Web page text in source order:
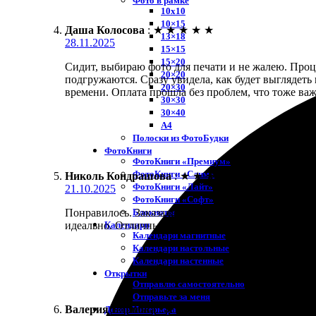
10х10
10×15
13×18
15×15
15×20
20×20
20×30
30×30
30×40
A4
Полоски из ФотоБудки
ФотоКниги
ФотоКниги «Премиум»
ФотоКниги «Слим»
ФотоКниги «Лайт»
ФотоКниги «Софт»
Блокноты
Календари
Календари магнитные
Календари настольные
Календари настенные
Открытки
Отправлю самостоятельно
Отправьте за меня
Декор Интерьера
Даша Колосова : ★ ★ ★ ★ ★
28.11.2025
Сидит, выбираю фото для печати и не жалею.
подгружаются. Сразу увидела, как будет
времени. Оплата прошла без проблем, что тоже
Николь Кондрашова : ★ ★ ★
21.10.2025
Понравилось. Заказала печать фото 10х15. Удобно
идеально. Отличный сервис и доступные цены.
Валерия Блинова : ★